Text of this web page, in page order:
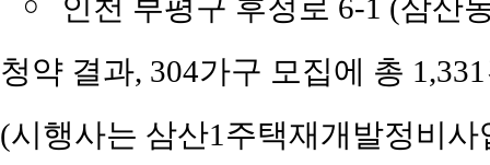
￮
인천 부평구 후정로 6-1 (삼산
청약 결과, 304가구 모집에 총
(시행사는 삼산1주택재개발정비